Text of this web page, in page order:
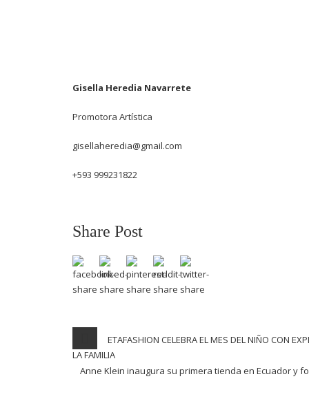
Gisella Heredia Navarrete
Promotora Artística
gisellaheredia@gmail.com
+593 999231822
Share Post
ETAFASHION CELEBRA EL MES DEL NIÑO CON
LA FAMILIA
Anne Klein inaugura su primera tienda en Ecuador y